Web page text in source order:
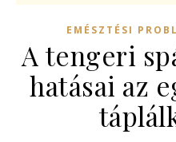
EMÉSZTÉSI
A tengeri
hatásai az